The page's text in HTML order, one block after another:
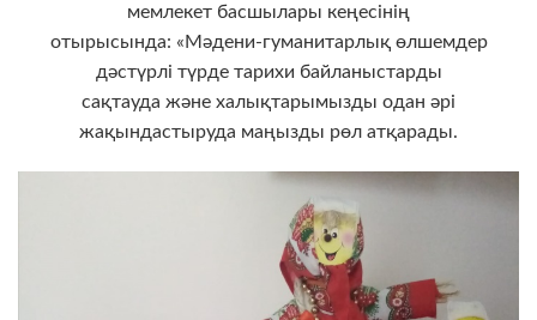
мемлекет басшылары кеңесінің
отырысында: «Мәдени-гуманитарлық өлшемдер
дәстүрлі түрде тарихи байланыстарды
сақтауда және халықтарымызды одан әрі
жақындастыруда маңызды рөл атқарады.